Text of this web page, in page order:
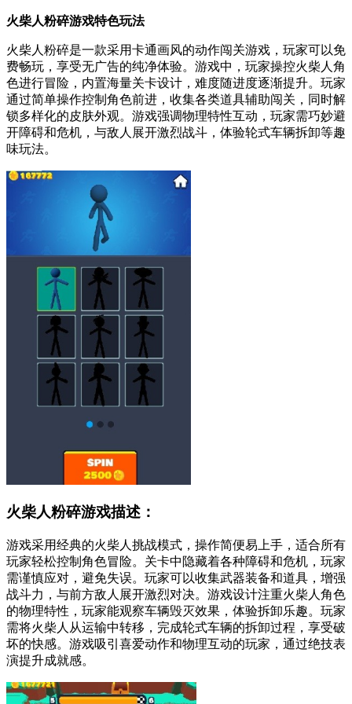
火柴人粉碎游戏特色玩法
火柴人粉碎是一款采用卡通画风的动作闯关游戏，玩家可以免
费畅玩，享受无广告的纯净体验。游戏中，玩家操控火柴人角
色进行冒险，内置海量关卡设计，难度随进度逐渐提升。玩家
通过简单操作控制角色前进，收集各类道具辅助闯关，同时解
锁多样化的皮肤外观。游戏强调物理特性互动，玩家需巧妙避
开障碍和危机，与敌人展开激烈战斗，体验轮式车辆拆卸等趣
味玩法。
火柴人粉碎游戏描述：
游戏采用经典的火柴人挑战模式，操作简便易上手，适合所有
玩家轻松控制角色冒险。关卡中隐藏着各种障碍和危机，玩家
需谨慎应对，避免失误。玩家可以收集武器装备和道具，增强
战斗力，与前方敌人展开激烈对决。游戏设计注重火柴人角色
的物理特性，玩家能观察车辆毁灭效果，体验拆卸乐趣。玩家
需将火柴人从运输中转移，完成轮式车辆的拆卸过程，享受破
坏的快感。游戏吸引喜爱动作和物理互动的玩家，通过绝技表
演提升成就感。